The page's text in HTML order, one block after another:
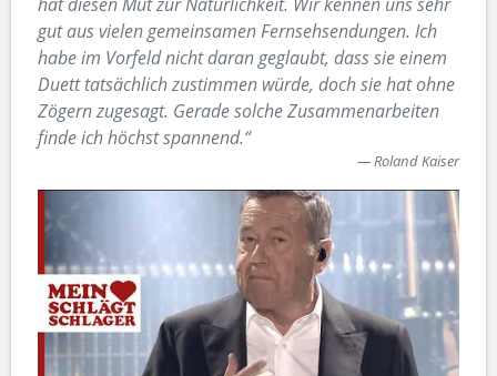
gut aus vielen gemeinsamen Fernsehsendungen. Ich
habe im Vorfeld nicht daran geglaubt, dass sie einem
Duett tatsächlich zustimmen würde, doch sie hat ohne
Zögern zugesagt. Gerade solche Zusammenarbeiten
finde ich höchst spannend.“
Roland Kaiser